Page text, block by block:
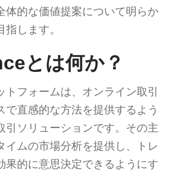
体的な価値提案について明らか
します。
とは何か？
トフォームは、オンライン取引
で直感的な方法を提供するよう
引ソリューションです。その主
イムの市場分析を提供し、トレ
果的に意思決定できるようにす